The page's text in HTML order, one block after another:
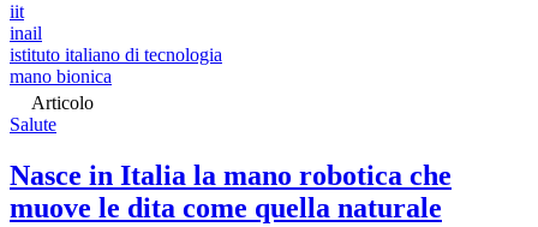
iit
inail
istituto italiano di tecnologia
mano bionica
Articolo
Salute
Nasce in Italia la mano robotica che
muove le dita come quella naturale